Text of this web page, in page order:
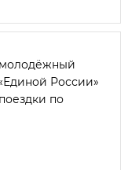
России»
по